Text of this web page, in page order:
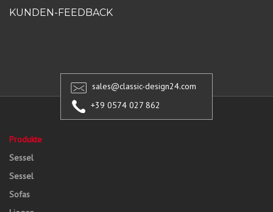
KUNDEN-FEEDBACK
sales@classic-design24.com
+39 0574 027 862
Produkte
Sessel
Sessel
Sofas